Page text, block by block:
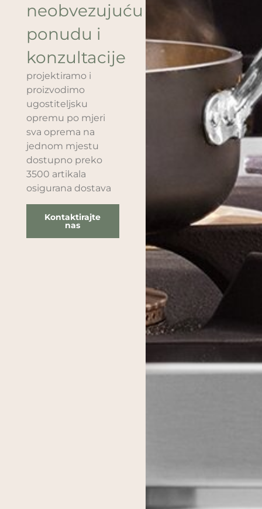
neobvezujuću
ponudu i
konzultacije
projektiramo i
proizvodimo
ugostiteljsku
opremu po mjeri
sva oprema na
jednom mjestu
dostupno preko
3500 artikala
osigurana dostava
Kontaktirajte
nas